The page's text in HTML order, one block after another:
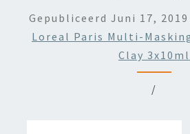
Gepubliceerd Juni 17, 2019
Loreal Paris Multi-
Clay 3x10ml
/